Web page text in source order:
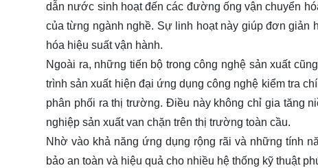
dẫn nước sinh hoạt đến các đường ống vận chuyển
của từng ngành nghề. Sự linh hoạt này giúp đơn
hóa hiệu suất vận hành.
Ngoài ra, những tiến bộ trong công nghệ sản xuất
trình sản xuất hiện đại ứng dụng công nghệ kiểm tra
phân phối ra thị trường. Điều này không chỉ gia tăng
nghiệp sản xuất van chặn trên thị trường toàn cầu.
Nhờ vào khả năng ứng dụng rộng rãi và những tính
bảo an toàn và hiệu quả cho nhiều hệ thống kỹ thuật